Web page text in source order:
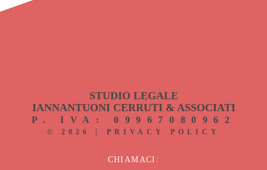
STUDIO LEGALE
IANNANTUONI CERRUTI & ASSOCIATI
P. IVA: 09967080962
© 2026 PRIVACY POLICY
CHIAMACI